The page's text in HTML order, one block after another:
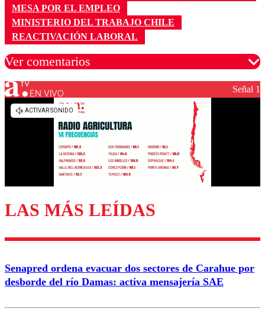
MESA POR EL EMPLEO
MINISTERIO DEL TRABAJO CHILE
REACTIVACIÓN LABORAL
Ver comentarios
Los comentarios son moderados para garantizar un
Enviar comentario
EN VIVO Señal 1
LAS MÁS LEÍDAS
Senapred ordena evacuar dos sectores de Carahue por
desborde del río Damas: activa mensajería SAE